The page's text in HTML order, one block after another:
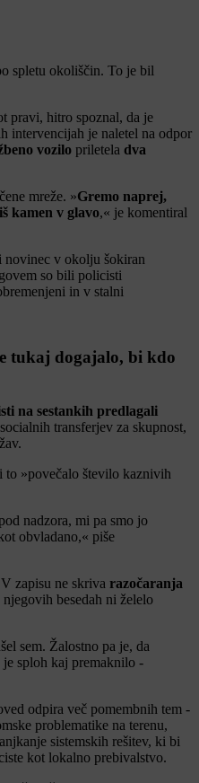
spletu okoliščin. To je bil
pravi, hitro spoznal, da je
intervencijah je naletel na odpor
vozilo priletela dva
mreže. »Gremo naprej,
kamen v glavo,« je komentiral
novinec v okolju šokiran
so bili policisti
in v stalni
tukaj dogajalo, bi kdo
na sestankih predlagali
transferjev za skupnost,
to »povečalo število kaznivih
nadzora, mi pa smo jo
obvladano,« piše
zapisu ne skriva razočaranja
besedah ni želelo
sem. Žalostno pa je, da
je sploh kaj premaknilo -
odpira več pomembnih tem -
problematike na terenu,
sistemskih rešitev, ki bi
kot lokalno prebivalstvo.